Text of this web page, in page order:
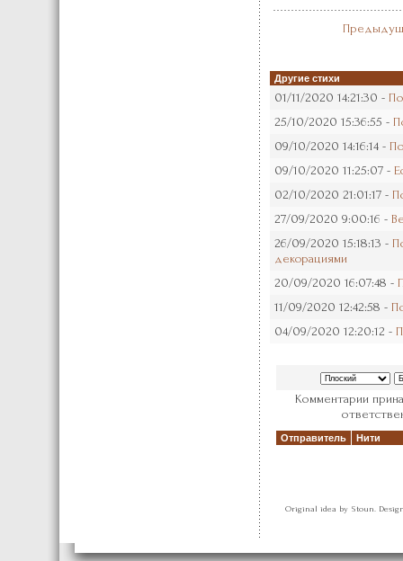
Другие стихи
01/11/2020 14:21:30 -
25/10/2020 15:36:55 -
09/10/2020 14:16:14 -
09/10/2020 11:25:07 -
02/10/2020 21:01:17 -
27/09/2020 9:00:16 -
26/09/2020 15:18:13 -
декорациями
20/09/2020 16:07:48 -
11/09/2020 12:42:58 -
04/09/2020 12:20:12 -
Комментарии
Отправитель Нити
Original idea by Stoun.